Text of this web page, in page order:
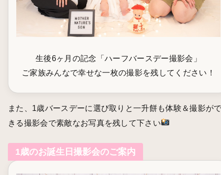
生後6ヶ月の記念「ハーフバースデー撮影会」
ご家族みんなで幸せな一枚の撮影を残してください！
また、1歳バースデーに選び取りと一升餅も体験＆撮影が
きる撮影会で素敵なお写真を残して下さい
1歳のお誕生日撮影会のご案内